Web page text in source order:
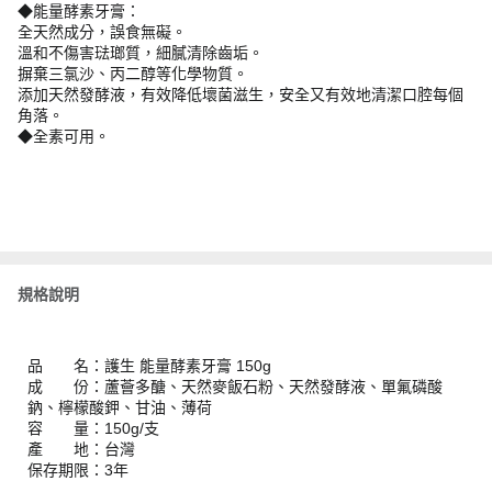
◆能量酵素牙膏：
全天然成分，誤食無礙。
溫和不傷害琺瑯質，細膩清除齒垢。
摒棄三氯沙、丙二醇等化學物質。
添加天然發酵液，有效降低壞菌滋生，安全又有效地清潔口腔每個
角落。
◆全素可用。
規格說明
品 名：護生 能量酵素牙膏 150g
成 份：蘆薈多醣、天然麥飯石粉、天然發酵液、單氟磷酸
鈉、檸檬酸鉀、甘油、薄荷
容 量：150g/支
產 地：台灣
保存期限：3年